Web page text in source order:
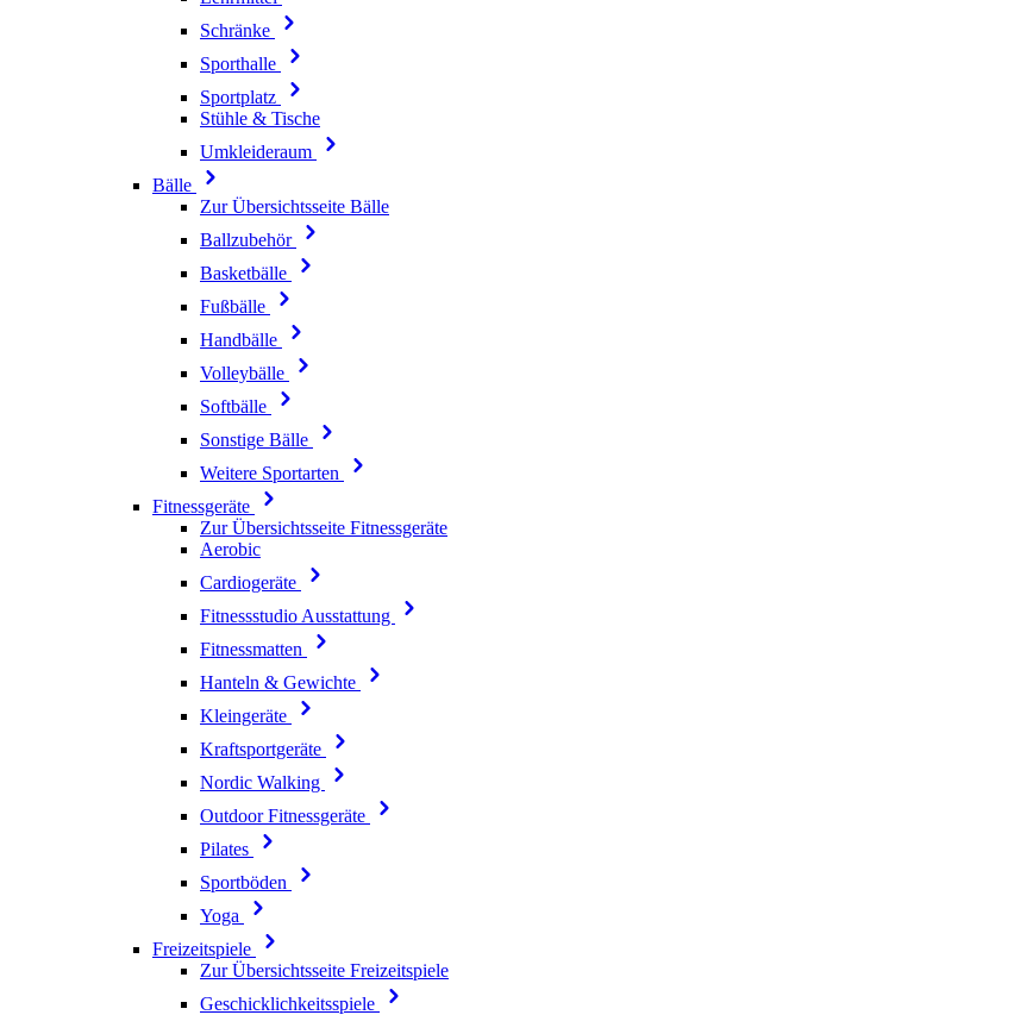
Schränke
Sporthalle
Sportplatz
Stühle & Tische
Umkleideraum
Bälle
Zur Übersichtsseite Bälle
Ballzubehör
Basketbälle
Fußbälle
Handbälle
Volleybälle
Softbälle
Sonstige Bälle
Weitere Sportarten
Fitnessgeräte
Zur Übersichtsseite Fitnessgeräte
Aerobic
Cardiogeräte
Fitnessstudio Ausstattung
Fitnessmatten
Hanteln & Gewichte
Kleingeräte
Kraftsportgeräte
Nordic Walking
Outdoor Fitnessgeräte
Pilates
Sportböden
Yoga
Freizeitspiele
Zur Übersichtsseite Freizeitspiele
Geschicklichkeitsspiele